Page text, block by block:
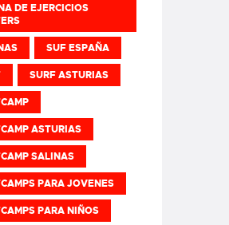
DE EJERCICIOS
SUF ESPAÑA
SURF ASTURIAS
ASTURIAS
SALINAS
PARA JOVENES
PARA NIÑOS